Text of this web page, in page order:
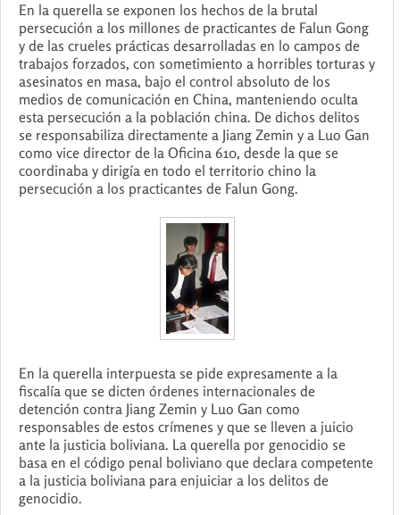
En la querella se exponen los hechos de la brutal
persecución a los millones de practicantes de Falun Gong
y de las crueles prácticas desarrolladas en lo campos de
trabajos forzados, con sometimiento a horribles torturas y
asesinatos en masa, bajo el control absoluto de los
medios de comunicación en China, manteniendo oculta
esta persecución a la población china. De dichos delitos
se responsabiliza directamente a Jiang Zemin y a Luo Gan
como vice director de la Oficina 610, desde la que se
coordinaba y dirigía en todo el territorio chino la
persecución a los practicantes de Falun Gong.
En la querella interpuesta se pide expresamente a la
fiscalía que se dicten órdenes internacionales de
detención contra Jiang Zemin y Luo Gan como
responsables de estos crímenes y que se lleven a juicio
ante la justicia boliviana. La querella por genocidio se
basa en el código penal boliviano que declara competente
a la justicia boliviana para enjuiciar a los delitos de
genocidio.